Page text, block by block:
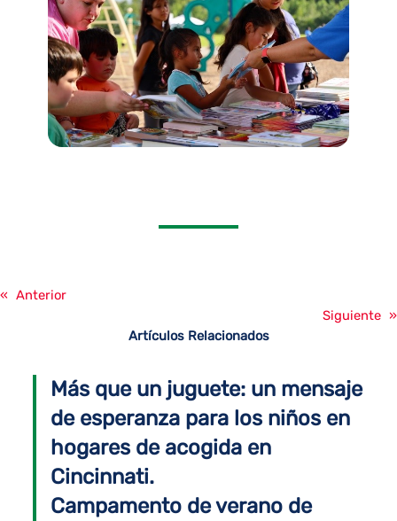
« Anterior
Siguiente »
Artículos Relacionados
Más que un juguete: un mensaje
de esperanza para los niños en
hogares de acogida en
Cincinnati.
Campamento de verano de